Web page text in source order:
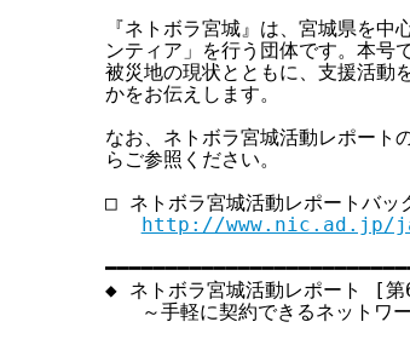
『ネトボラ宮城』は、宮城県を
ンティア」を行う団体です。本号
被災地の現状とともに、支援活動
かをお伝えします。
なお、ネトボラ宮城活動レポート
らご参照ください。
□ ネトボラ宮城活動レポートバッ
http://www.nic.ad.jp/
◆ ネトボラ宮城活動レポート [第
～手軽に契約できるネットワ